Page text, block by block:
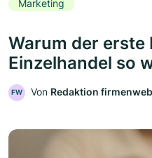
Marketing
Warum der erste
Einzelhandel so
FW Von Redaktion